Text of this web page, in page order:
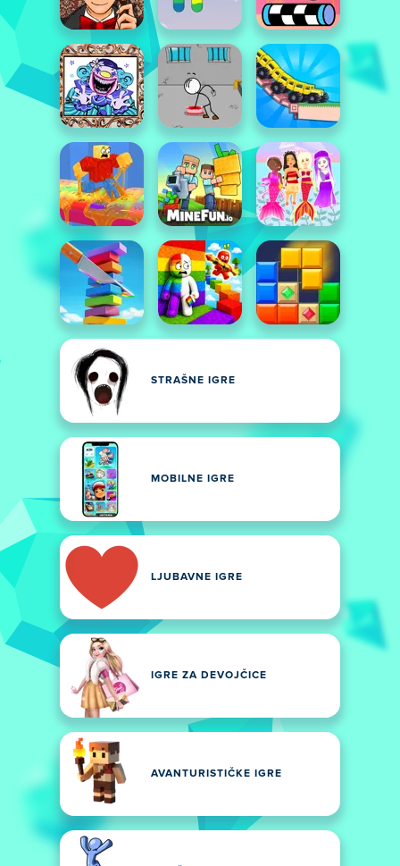
STRAŠNE IGRE
MOBILNE IGRE
LJUBAVNE IGRE
IGRE ZA DEVOJČICE
AVANTURISTIČKE IGRE